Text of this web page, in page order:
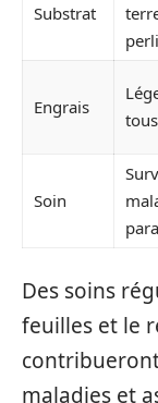
Substrat
Engrais
Soin
Des soins
feuilles et le
maladies et